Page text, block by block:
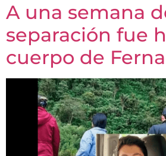
A una semana
separación fue
cuerpo de